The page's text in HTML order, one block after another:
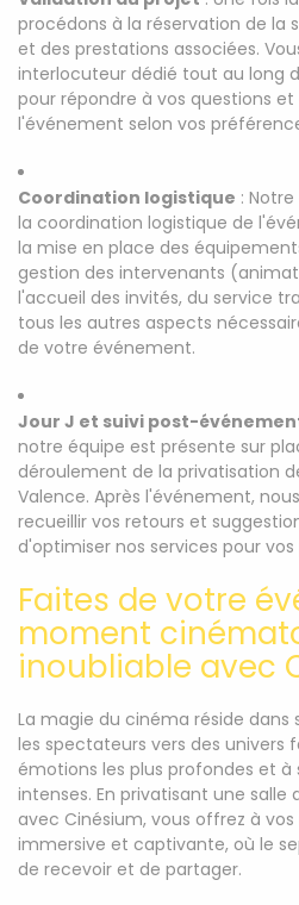
procédons à la réservation de la
et des prestations associées.
interlocuteur dédié tout au long
pour répondre à vos questions
l'événement selon vos
Coordination logistique :
la coordination logistique de
la mise en place des
gestion des intervenants
l'accueil des invités, du service
tous les autres aspects
de votre événement.
Jour J et suivi post-
notre équipe est présente sur
déroulement de la privatisation
Valence. Après l'événement,
recueillir vos retours et
d'optimiser nos services pour
Faites de votre
moment
inoubliable avec
La magie du cinéma réside
les spectateurs vers des univers
émotions les plus profondes et à
intenses. En privatisant une salle
avec Cinésium, vous offrez à
immersive et captivante, où le
de recevoir et de partager.